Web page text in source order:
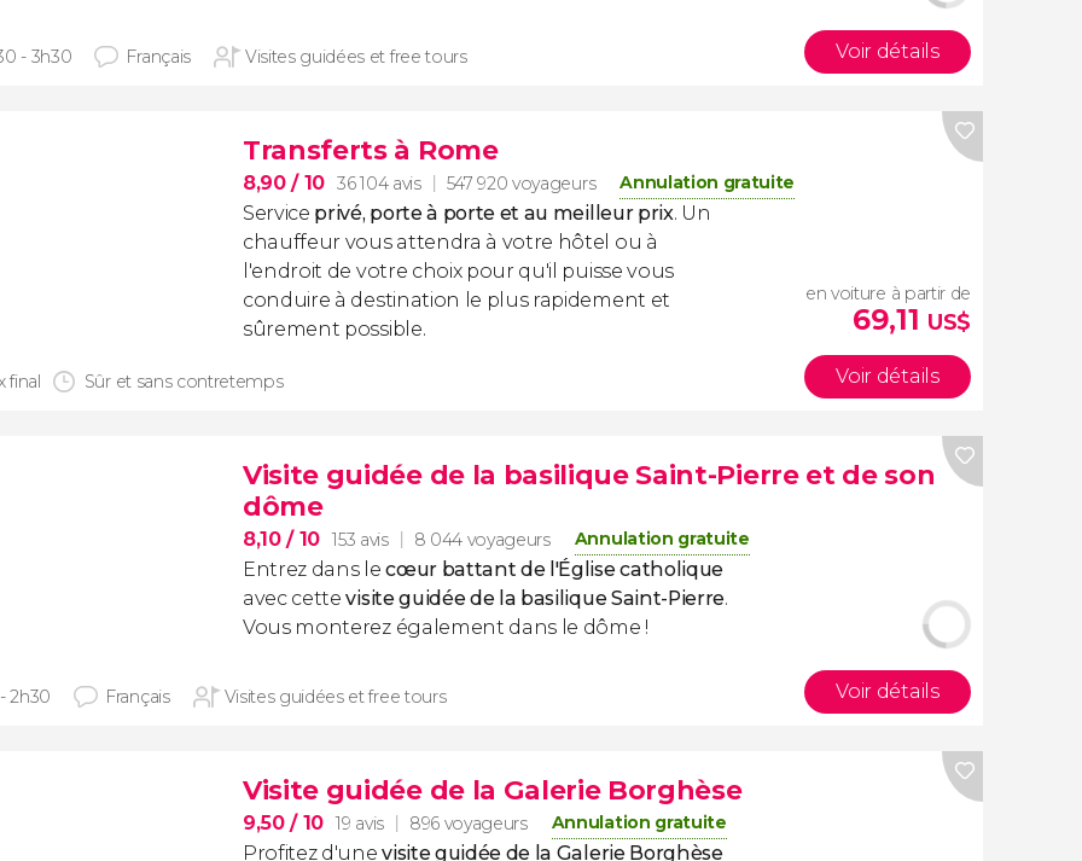
- 3h30 Français Visites guidées et free tours Voir détails
Transferts à Rome
8,90/ 10 36 104 avis 547 920 voyageurs Annulation gratuite
Service privé, porte à porte et au meilleur prix. Un
chauffeur vous attendra à votre hôtel ou à
l'endroit de votre choix pour qu'il puisse vous
conduire à destination le plus rapidement et
sûrement possible.
final Sûr et sans contretemps
en voiture à partir de
69,11 US$
Voir détails
Visite guidée de la basilique Saint-Pierre et de son
dôme
8,10/ 10 153 avis 8 044 voyageurs Annulation gratuite
Entrez dans lecœur battant de l'Église catholique
avec cette visite guidée de la basilique Saint-Pierre.
Vous monterez également dans le dôme !
2h30 Français Visites guidées et free tours Voir détails
Visite guidée de la Galerie Borghèse
9,50/ 10 19 avis 896 voyageurs Annulation gratuite
Profitez d'unevisite guidée de la Galerie Borghèse